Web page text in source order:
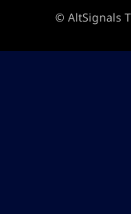
© AltSignals